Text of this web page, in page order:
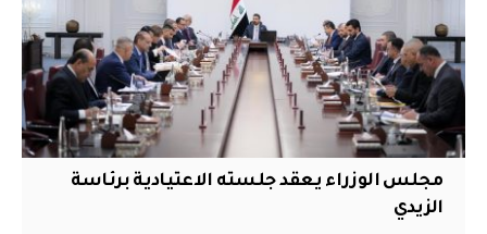
مجلس الوزراء يعقد جلسته الاعتيادية برئاسة
الزيدي